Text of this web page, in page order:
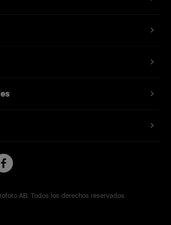
AB. Todos los derechos reservados.